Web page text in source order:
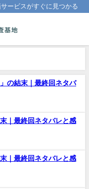
ービスがすぐに見つかる
の結末｜最終回ネタバ
｜最終回ネタバレと感
｜最終回ネタバレと感